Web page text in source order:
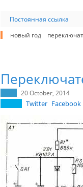
Постоянная ссылка
новый год
20 October, 2014
Twitter Facebook